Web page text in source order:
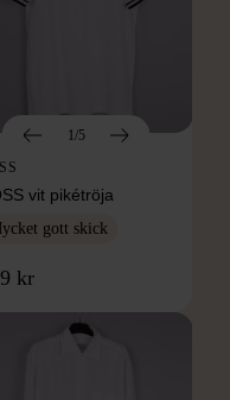
1/5
vit pikétröja
gott skick
kr